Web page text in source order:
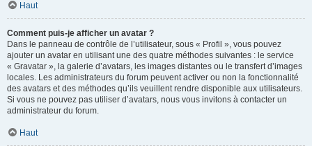
Haut
Comment puis-je afficher un avatar ?
Dans le panneau de contrôle de l’utilisateur, sous « Profil », vous pouvez
ajouter un avatar en utilisant une des quatre méthodes suivantes : le service
« Gravatar », la galerie d’avatars, les images distantes ou le transfert d’images
locales. Les administrateurs du forum peuvent activer ou non la fonctionnalité
des avatars et des méthodes qu’ils veuillent rendre disponible aux utilisateurs.
Si vous ne pouvez pas utiliser d’avatars, nous vous invitons à contacter un
administrateur du forum.
Haut